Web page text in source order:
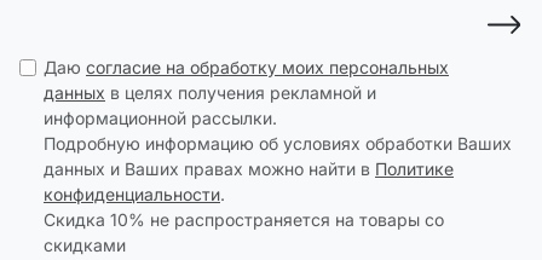
Даю согласие на обработку моих персональных
данных в целях получения рекламной и
информационной рассылки.
Подробную информацию об условиях обработки Ваших
данных и Ваших правах можно найти в Политике
конфиденциальности.
Скидка 10% не распространяется на товары со
скидками